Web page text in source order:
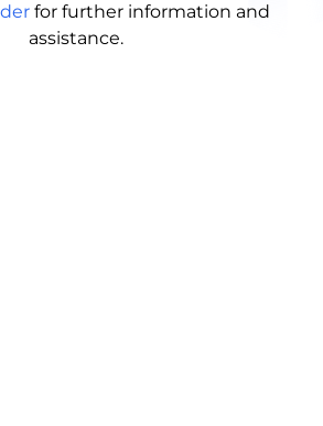
for further information and
assistance.